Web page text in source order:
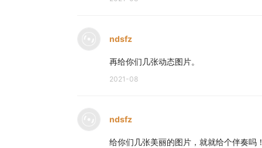
ndsfz
再给你们几张动态图片。
2021-08
ndsfz
给你们几张美丽的图片，就就给个伴奏吗！